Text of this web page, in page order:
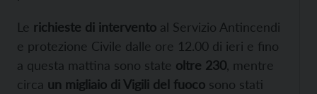
Le richieste di intervento al Servizio Antincendi
e protezione Civile dalle ore 12.00 di ieri e fino
a questa mattina sono state oltre 230 , mentre
circa un migliaio di Vigili del fuoco sono stati